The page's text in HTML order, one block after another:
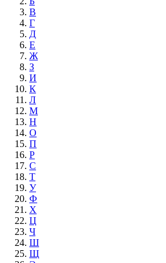
В
Г
Д
Е
Ж
З
И
К
Л
М
Н
О
П
Р
С
Т
У
Ф
Х
Ц
Ч
Ш
Щ